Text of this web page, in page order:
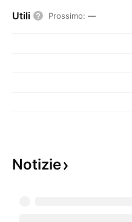
Utili Prossimo: —
Notizie